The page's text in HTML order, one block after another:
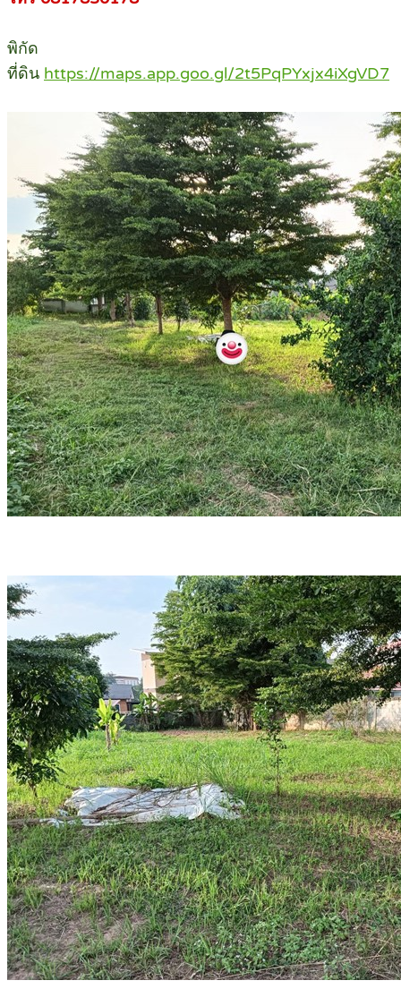
พิกัด
ที่ดิน https://maps.app.goo.gl/2t5PqPYxjx4iXgVD7